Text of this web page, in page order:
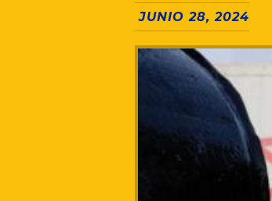
JUNIO 28, 2024